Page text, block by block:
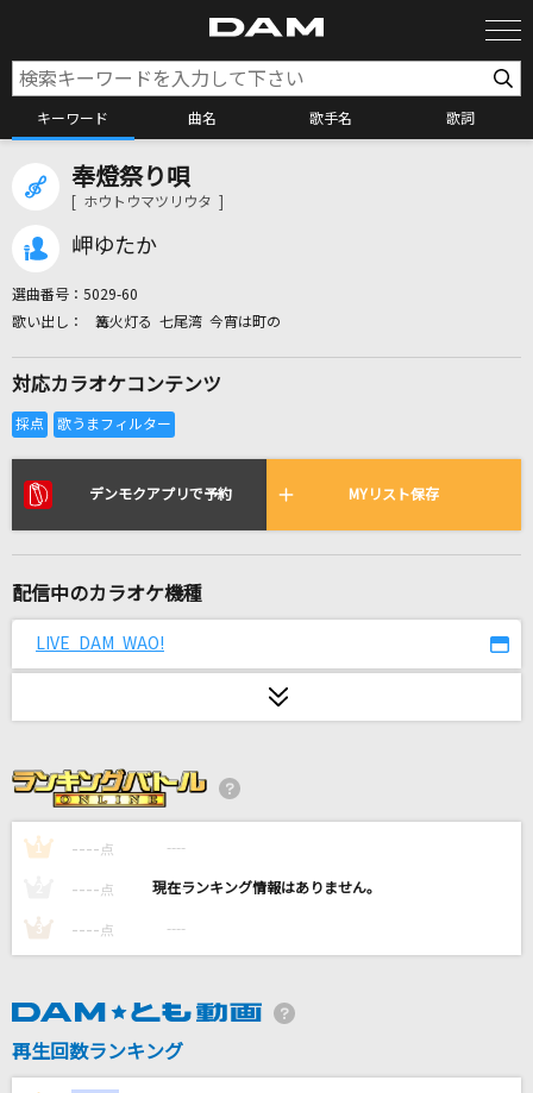
キーワード 曲名 歌手名 歌詞
リアルタイムで歌われている曲の一覧
INNOCENCE
[生音]この恋はスクープされない
[生音]津軽海峡・冬景色
石川さゆり
ずっと真夜中でいいのに。
T.M.Revolution
ロマンチシズム
奉燈祭り唄
[ ホウトウマツリウタ ]
岬ゆたか
選曲番号： 5029-60
篝火灯る 七尾湾 今宵は町の
対応カラオケコンテンツ
デンモクアプリで予約 MYリスト保存
配信中のカラオケ機種
LIVE DAM WAO!
1 ---- 点 ----
---- 点 ----
3 ---- 点 ----
再生回数ランキング